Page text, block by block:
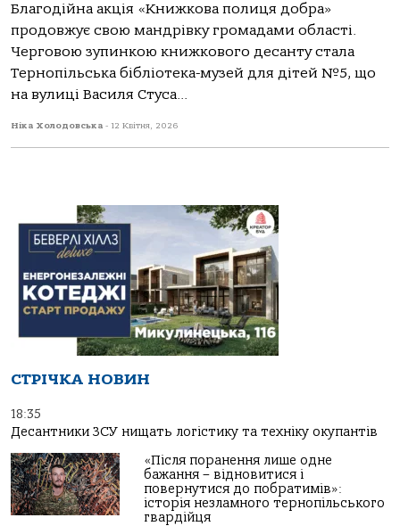
Благодійна акція «Книжкова полиця добра»
продовжує свою мандрівку громадами області.
Черговою зупинкою книжкового десанту стала
Тернопільська бібліотека-музей для дітей №5, що
на вулиці Василя Стуса...
Ніка Холодовська - 12 Квітня, 2026
СТРІЧКА НОВИН
18:35
Десантники ЗСУ нищать логістику та техніку окупантів
«Після поранення лише одне
бажання – відновитися і
повернутися до побратимів»:
історія незламного тернопільського
гвардійця